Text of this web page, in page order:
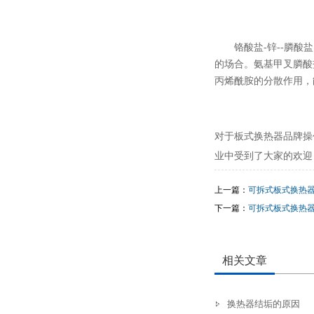
铬酸盐-锌--膦酸
的场合。氨基甲叉膦
丙烯酰胺的分散作用
对于板式换热器品牌
业中受到了大家的欢
上一篇： 可拆式板式换热
下一篇： 可拆式板式换热
相关文章
换热器结垢的原因